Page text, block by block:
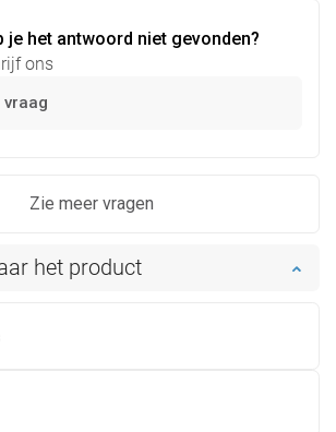
je het antwoord niet gevonden?
ons
vraag
Zie meer vragen
het product